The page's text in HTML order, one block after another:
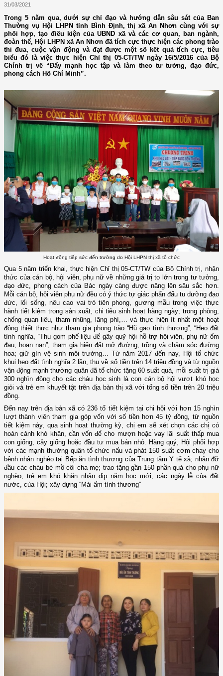
31/03/2021
Trong 5 năm qua, dưới sự chỉ đạo và hướng dẫn sâu sát của Ban
Thường vụ Hội LHPN tỉnh Bình Định, thị xã An Nhơn cùng với sự
phối hợp, tạo điều kiện của UBND xã và các cơ quan, ban ngành,
đoàn thể, Hội LHPN xã An Nhơn đã tích cực thực hiện các phong trào
thi đua, cuộc vận động và đạt được một số kết quả tích cực, tiêu
biểu đó là việc thực hiện Chỉ thị 05-CT/TW ngày 16/5/2016 của Bộ
Chính trị về “Đẩy mạnh học tập và làm theo tư tưởng, đạo đức,
phong cách Hồ Chí Minh”.
Hoạt động tiếp sức đến trường do Hội LHPN thị xã tổ chức
Qua 5 năm triển khai, thực hiện Chỉ thị 05-CT/TW của Bộ Chính trị, nhận
thức của cán bộ, hội viên, phụ nữ về những giá trị to lớn trong tư tưởng,
đạo đức, phong cách của Bác ngày càng được nâng lên sâu sắc hơn.
Mỗi cán bộ, hội viên phụ nữ đều có ý thức tự giác phấn đấu tu dưỡng đạo
đức, lối sống, nêu cao vai trò tiên phong, gương mẫu trong việc thực
hành tiết kiệm trong sản xuất, chi tiêu sinh hoạt hàng ngày; trong phòng,
chống quan liêu, tham nhũng, lãng phí,… và thực hiện ít nhất một hoạt
động thiết thực như tham gia phong trào “Hũ gạo tình thương”, “Heo đất
tình nghĩa, “Thu gom phế liệu để gây quỹ hội hỗ trợ hội viên, phụ nữ ốm
đau, hoạn nạn”; tham gia hiến đất mở đường; trồng và chăm sóc đường
hoa; giữ gìn vệ sinh môi trường… Từ năm 2017 đến nay, Hội tổ chức
khui heo đất tình nghĩa 2 lần, thu về số tiền trên 14 triệu đồng và từ nguồn
vận động mạnh thường quân đã tổ chức tặng 60 suất quà, mỗi suất trị giá
300 nghìn đồng cho các cháu học sinh là con cán bộ hội vượt khó học
giỏi và trẻ em khuyết tật trên địa bàn thị xã với tổng số tiền trên 20 triệu
đồng.
Đến nay trên địa bàn xã có 236 tổ tiết kiệm tại chi hội với hơn 15 nghìn
lượt thành viên tham gia góp vốn với số tiền hơn 45 tỷ đồng, từ nguồn
tiết kiệm này, qua sinh hoạt thường kỳ, chị em sẽ xét chọn các chị có
hoàn cảnh khó khăn, cần vốn để cho mượn hoặc vay lãi suất thấp mua
con giống, cây giống hoặc đầu tư mua bán nhỏ. Hàng quý, Hội phối hợp
với các mạnh thường quân tổ chức nấu và phát 150 suất cơm chay cho
bệnh nhân nghèo tại Bếp ăn tình thương của Trung tâm Y tế xã; nhận đỡ
đầu các cháu bé mồ côi cha mẹ; trao tặng gần 150 phần quà cho phụ nữ
nghèo, trẻ em khó khăn nhân dịp năm học mới, các ngày lễ của đất
nước, của Hội; xây dựng “Mái ấm tình thương”